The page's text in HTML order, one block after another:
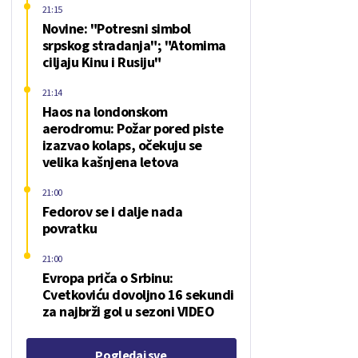
Novine: "Potresni simbol
srpskog stradanja"; "Atomima
ciljaju Kinu i Rusiju"
21:15
Haos na londonskom
aerodromu: Požar pored piste
izazvao kolaps, očekuju se
velika kašnjena letova
21:14
Fedorov se i dalje nada
povratku
21:00
Evropa priča o Srbinu:
Cvetkoviću dovoljno 16 sekundi
za najbrži gol u sezoni VIDEO
21:00
Pogledaj sve